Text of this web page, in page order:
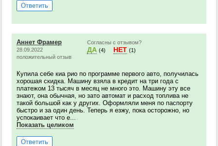
Ответить
Аннет Фрамер
28.09.2022
положительный отзыв
Согласны с отзывом?
ДА (4) НЕТ (1)
Купила себе киа рио по программе первого авто, получилась
хорошая скидка. Машину взяла в кредит на три года с
платежом 13 тысяч в месяц не много это. Машину эту все
знают, она обычная, но зато автомат и расход топлива не
такой большой как у других. Оформляли меня по паспорту
быстро и за один день. Теперь я езжу, пока осторожно, но
успокаивает что е...
Показать целиком
Ответить